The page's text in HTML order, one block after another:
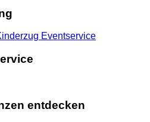
entdecken